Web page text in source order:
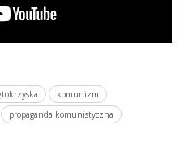
komunizm
propaganda komunistyczna